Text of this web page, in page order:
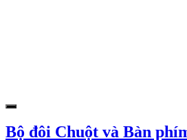
Bộ đôi Chuột và Bàn